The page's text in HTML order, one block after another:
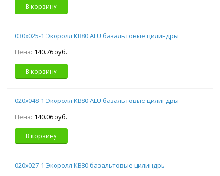
В корзину
030х025-1 Экоролл КВ80 ALU базальтовые цилиндры
Цена: 140.76 руб.
В корзину
020х048-1 Экоролл КВ80 ALU базальтовые цилиндры
Цена: 140.06 руб.
В корзину
020х027-1 Экоролл КВ80 базальтовые цилиндры